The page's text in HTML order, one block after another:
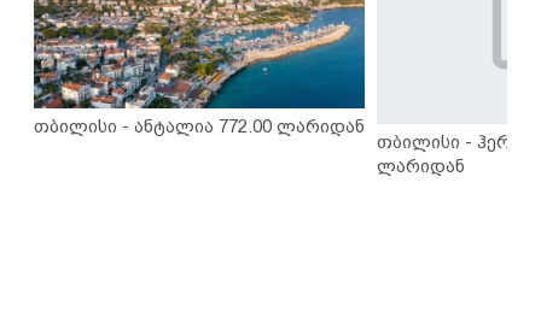
თბილისი - ანტალია 772.00 ლარიდან
თბილისი -
ლარიდან